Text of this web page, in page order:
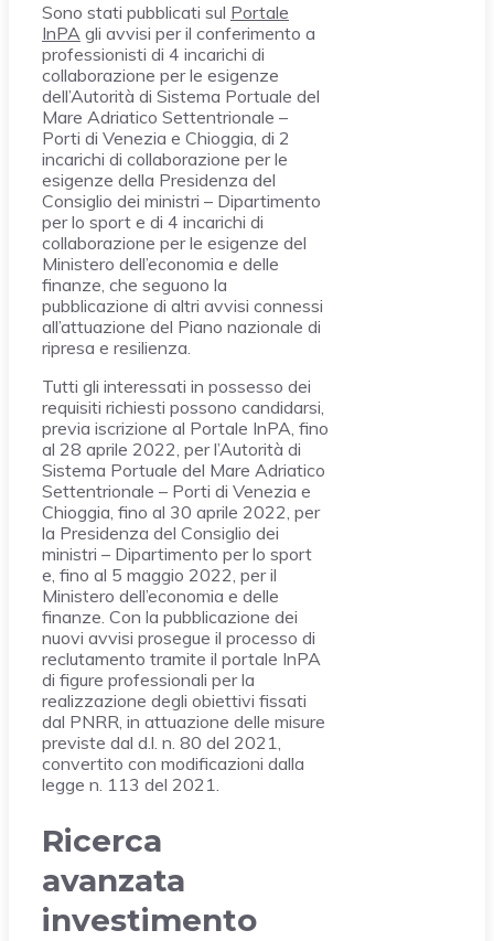
Sono stati pubblicati sul Portale
InPA gli avvisi per il conferimento a
professionisti di 4 incarichi di
collaborazione per le esigenze
dell’Autorità di Sistema Portuale del
Mare Adriatico Settentrionale –
Porti di Venezia e Chioggia, di 2
incarichi di collaborazione per le
esigenze della Presidenza del
Consiglio dei ministri – Dipartimento
per lo sport e di 4 incarichi di
collaborazione per le esigenze del
Ministero dell’economia e delle
finanze, che seguono la
pubblicazione di altri avvisi connessi
all’attuazione del Piano nazionale di
ripresa e resilienza.
Tutti gli interessati in possesso dei
requisiti richiesti possono candidarsi,
previa iscrizione al Portale InPA, fino
al 28 aprile 2022, per l’Autorità di
Sistema Portuale del Mare Adriatico
Settentrionale – Porti di Venezia e
Chioggia, fino al 30 aprile 2022, per
la Presidenza del Consiglio dei
ministri – Dipartimento per lo sport
e, fino al 5 maggio 2022, per il
Ministero dell’economia e delle
finanze. Con la pubblicazione dei
nuovi avvisi prosegue il processo di
reclutamento tramite il portale InPA
di figure professionali per la
realizzazione degli obiettivi fissati
dal PNRR, in attuazione delle misure
previste dal d.l. n. 80 del 2021,
convertito con modificazioni dalla
legge n. 113 del 2021.
Ricerca
avanzata
investimento